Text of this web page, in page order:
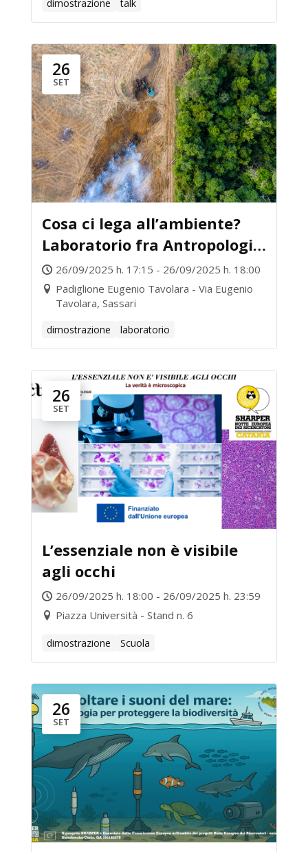
dimostrazione talk
26
SET
Cosa ci lega all’ambiente?
Laboratorio fra Antropologia
e Letteratura
26/09/2025 h. 17:15 - 26/09/2025 h. 18:00
Padiglione Eugenio Tavolara - Via Eugenio
Tavolara, Sassari
dimostrazione laboratorio
26
SET
L’essenziale non è visibile
agli occhi
26/09/2025 h. 18:00 - 26/09/2025 h. 23:59
Piazza Università - Stand n. 6
dimostrazione Scuola
26
SET